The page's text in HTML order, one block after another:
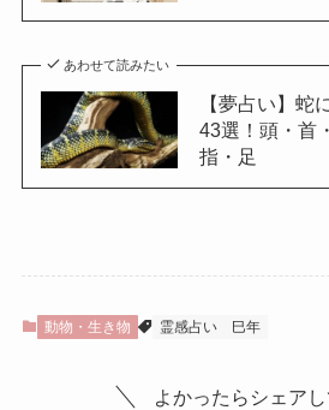
あわせて読みたい
【夢占い】蛇
43選！頭・首
指・足
動物・生き物 霊感占い 巳年
よかったらシェアし